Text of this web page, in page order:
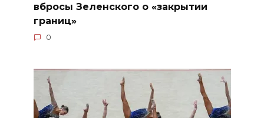
вбросы Зеленского о «закрытии
границ»
0